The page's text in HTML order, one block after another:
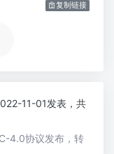
复制链接
11-01发表，共
4.0协议发布，转